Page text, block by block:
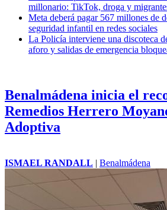
millonario: TikTok, droga y
Meta deberá pagar 567 millones de
seguridad infantil en redes sociales
La Policía interviene una discoteca
aforo y salidas de emergencia
Benalmádena inicia el
Remedios Herrero
Adoptiva
ISMAEL RANDALL | Benalmádena